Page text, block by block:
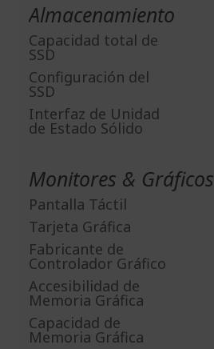
Almacenamiento
Capacidad total de
SSD
Configuración del
SSD
Interfaz de Unidad
de Estado Sólido
Monitores & Gráficos
Pantalla Táctil
Tarjeta Gráfica​
Fabricante de
Controlador Gráfico
Accesibilidad de
Memoria Gráfica
Capacidad de
Memoria Gráfica